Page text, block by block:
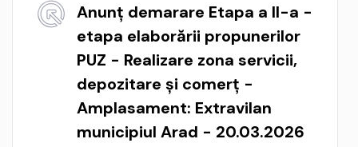
Anunț demarare Etapa a II-a -
etapa elaborării propunerilor
PUZ - Realizare zona servicii,
depozitare și comerț -
Amplasament: Extravilan
municipiul Arad - 20.03.2026